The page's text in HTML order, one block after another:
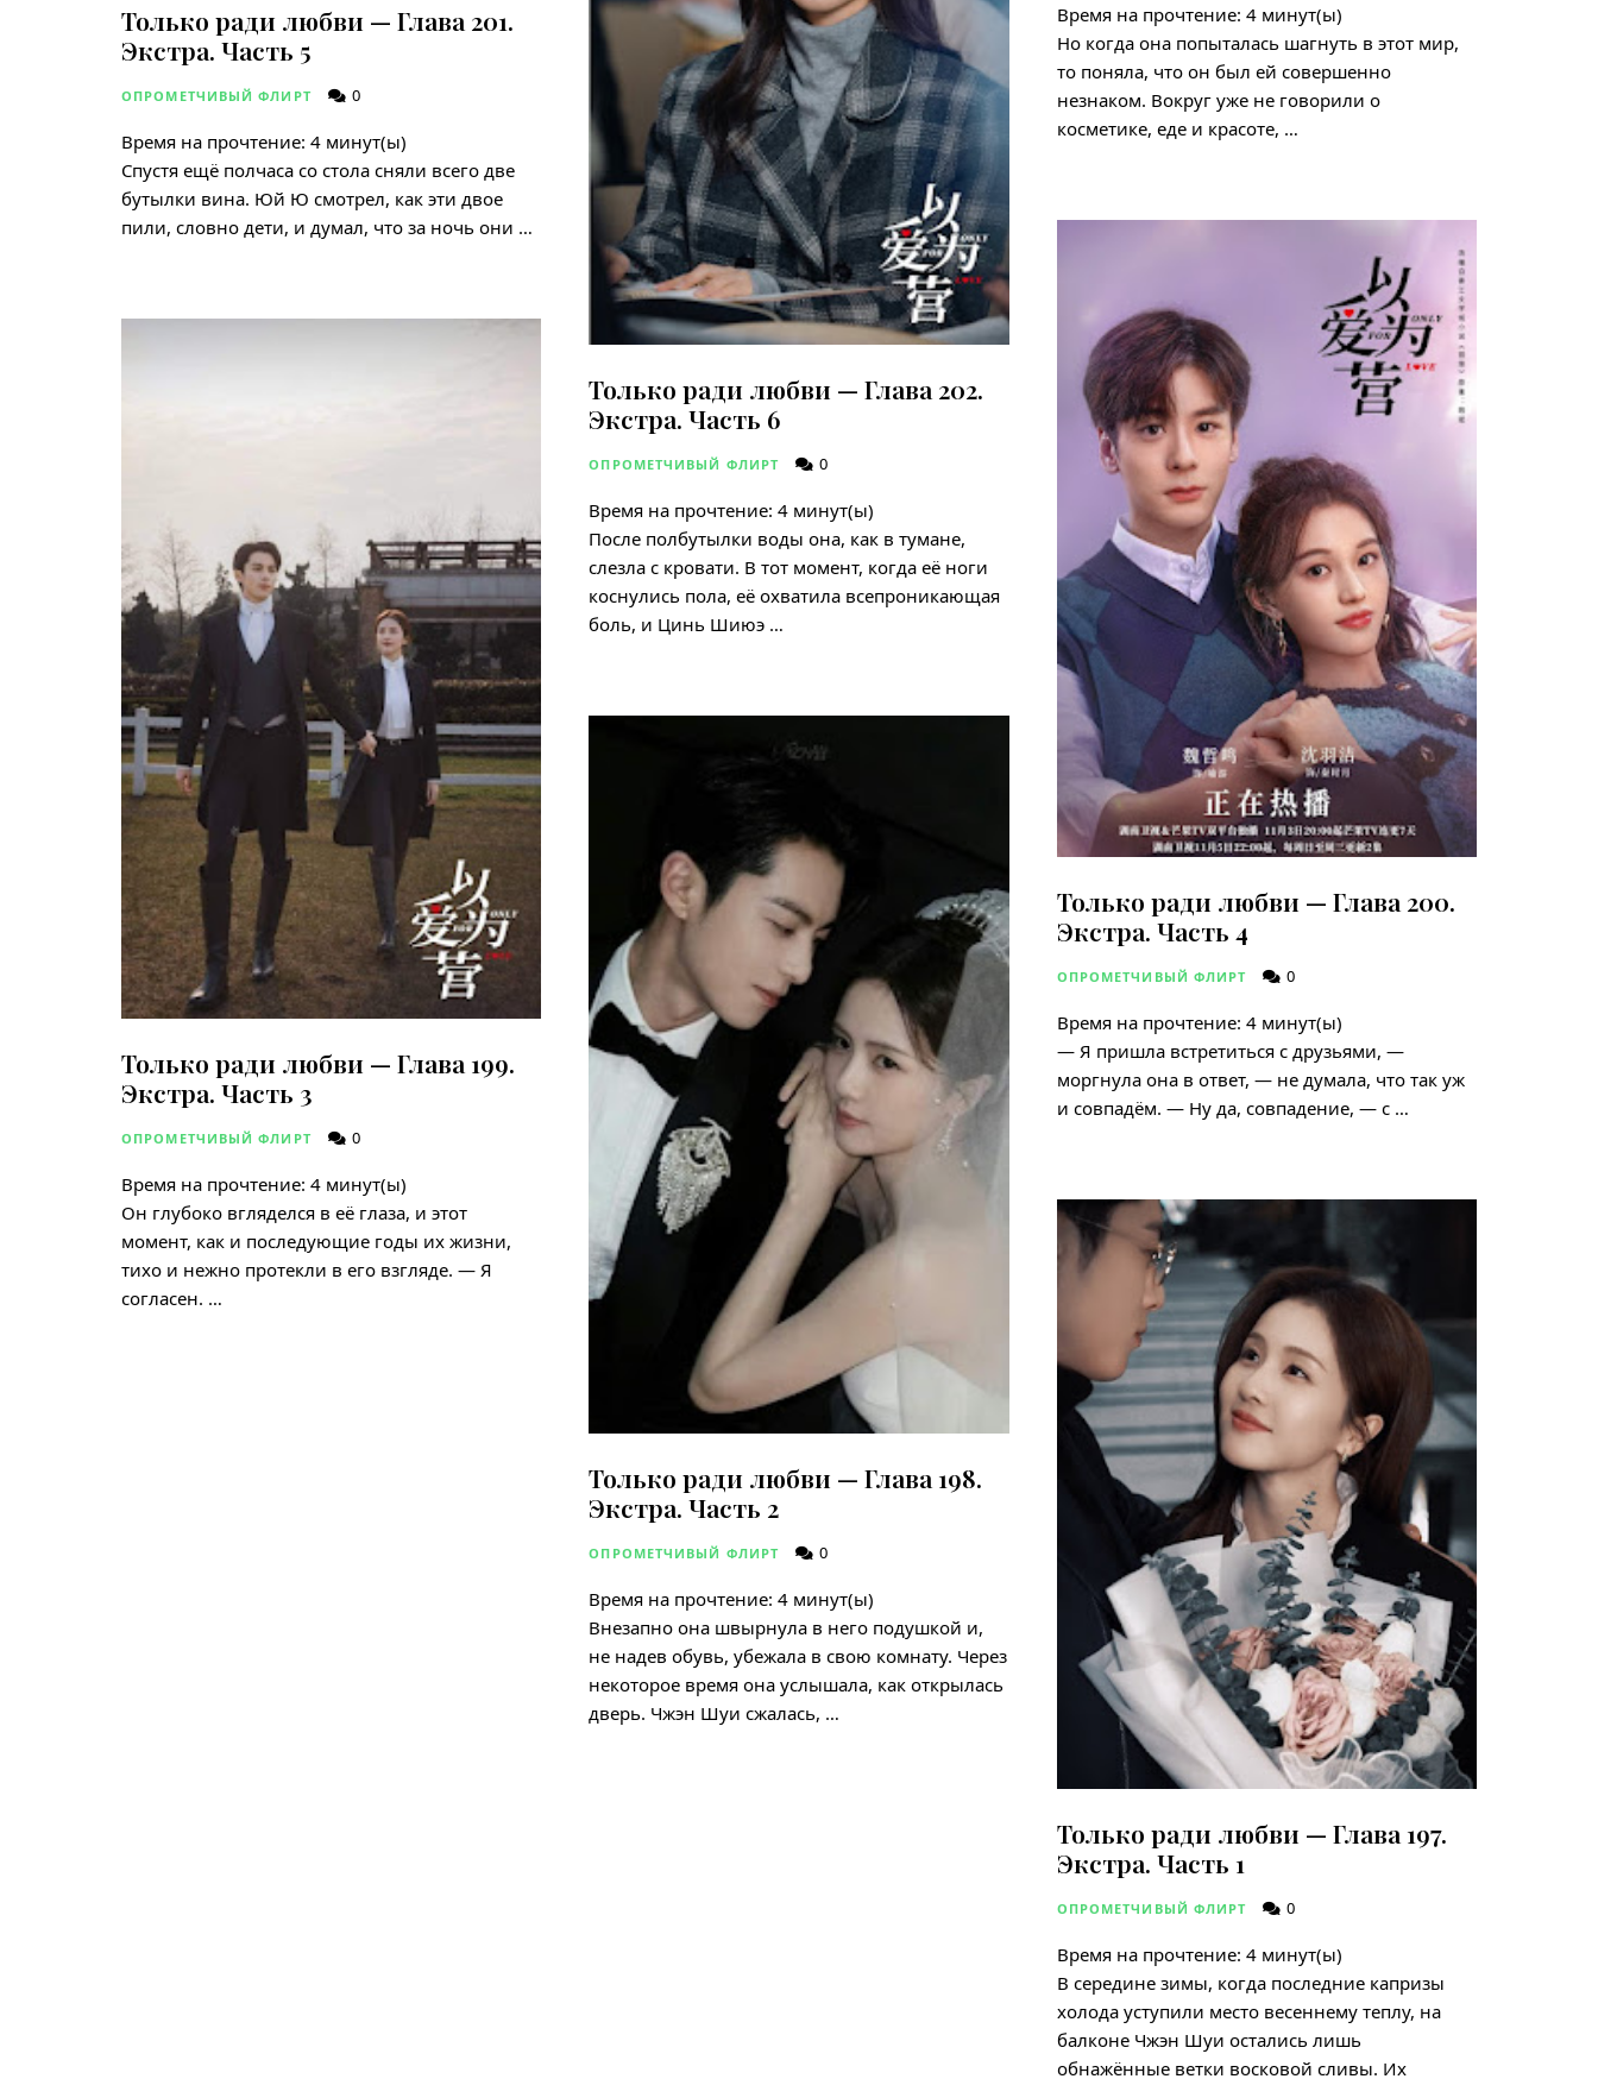
Только ради любви — Глава 201.
Экстра. Часть 5
ОПРОМЕТЧИВЫЙ ФЛИРТ 0
Время на прочтение: 4 минут(ы)
Спустя ещё полчаса со стола сняли всего две
бутылки вина. Юй Ю смотрел, как эти двое
пили, словно дети, и думал, что за ночь они …
Только ради любви — Глава 199.
Экстра. Часть 3
ОПРОМЕТЧИВЫЙ ФЛИРТ 0
Время на прочтение: 4 минут(ы)
Он глубоко вгляделся в её глаза, и этот
момент, как и последующие годы их жизни,
тихо и нежно протекли в его взгляде. — Я
согласен. …
Только ради любви — Глава 202.
Экстра. Часть 6
ОПРОМЕТЧИВЫЙ ФЛИРТ 0
Время на прочтение: 4 минут(ы)
После полбутылки воды она, как в тумане,
слезла с кровати. В тот момент, когда её ноги
коснулись пола, её охватила всепроникающая
боль, и Цинь Шиюэ …
Только ради любви — Глава 198.
Экстра. Часть 2
ОПРОМЕТЧИВЫЙ ФЛИРТ 0
Время на прочтение: 4 минут(ы)
Внезапно она швырнула в него подушкой и,
не надев обувь, убежала в свою комнату. Через
некоторое время она услышала, как открылась
дверь. Чжэн Шуи сжалась, …
Время на прочтение: 4 минут(ы)
Но когда она попыталась шагнуть в этот мир,
то поняла, что он был ей совершенно
незнаком. Вокруг уже не говорили о
косметике, еде и красоте, …
Только ради любви — Глава 200.
Экстра. Часть 4
ОПРОМЕТЧИВЫЙ ФЛИРТ 0
Время на прочтение: 4 минут(ы)
— Я пришла встретиться с друзьями, —
моргнула она в ответ, — не думала, что так уж
и совпадём. — Ну да, совпадение, — с …
Только ради любви — Глава 197.
Экстра. Часть 1
ОПРОМЕТЧИВЫЙ ФЛИРТ 0
Время на прочтение: 4 минут(ы)
В середине зимы, когда последние капризы
холода уступили место весеннему теплу, на
балконе Чжэн Шуи остались лишь
обнажённые ветки восковой сливы. Их